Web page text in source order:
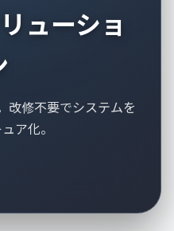
ューショ
改修不要でシステムを
ア化。